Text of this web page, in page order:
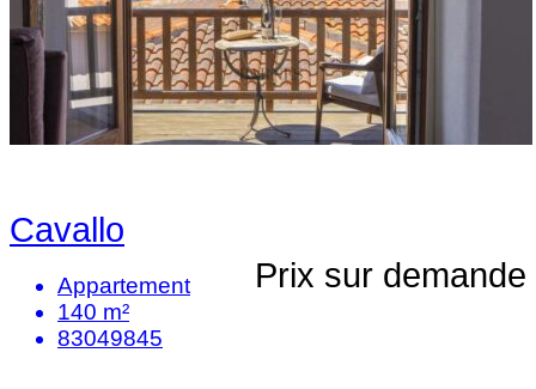
Cavallo
Prix sur demande
Appartement
140 m²
83049845